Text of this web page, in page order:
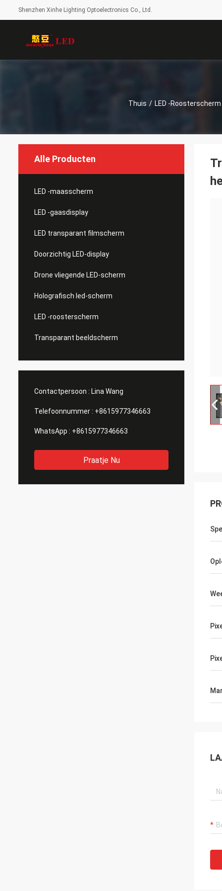
Shenzhen Xinhe Lighting Optoelectronics Co., Ltd.
Thuis / LED -roosterscherm
Alle Producten
LED -maasscherm
LED -gaasdisplay
LED transparant filmscherm
Doorzichtig LED-display
Drone vliegende LED-scherm
Holografisch led-scherm
LED -roosterscherm
Transparant beeldscherm
Contactpersoon : Lina Wang
Telefoonnummer : +8615977346663
WhatsApp : +8615977346663
Praatje Nu